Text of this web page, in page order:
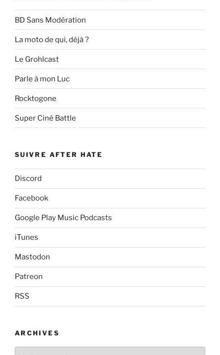
BD Sans Modération
La moto de qui, déjà ?
Le Grohlcast
Parle à mon Luc
Rocktogone
Super Ciné Battle
SUIVRE AFTER HATE
Discord
Facebook
Google Play Music Podcasts
iTunes
Mastodon
Patreon
RSS
ARCHIVES